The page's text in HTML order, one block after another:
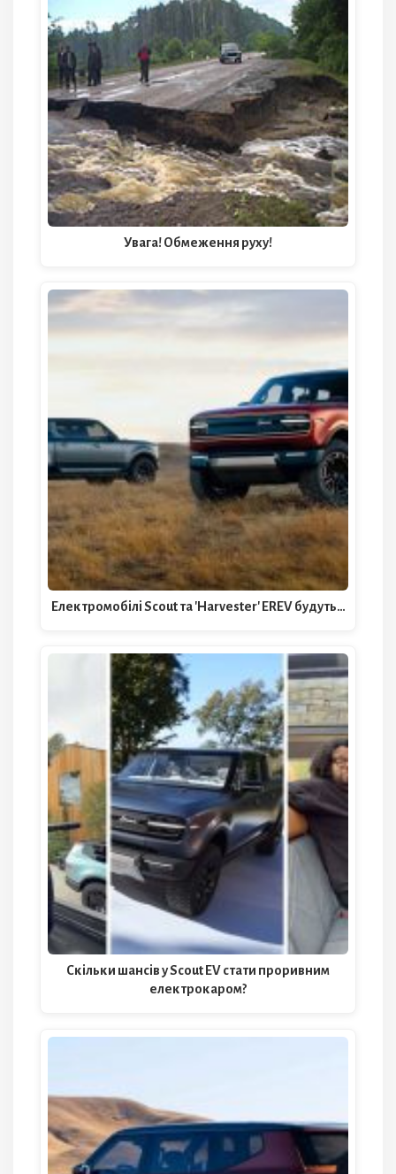
Увага! Обмеження руху!
Електромобілі Scout та 'Harvester' EREV будуть…
Скільки шансів у Scout EV стати проривним
електрокаром?